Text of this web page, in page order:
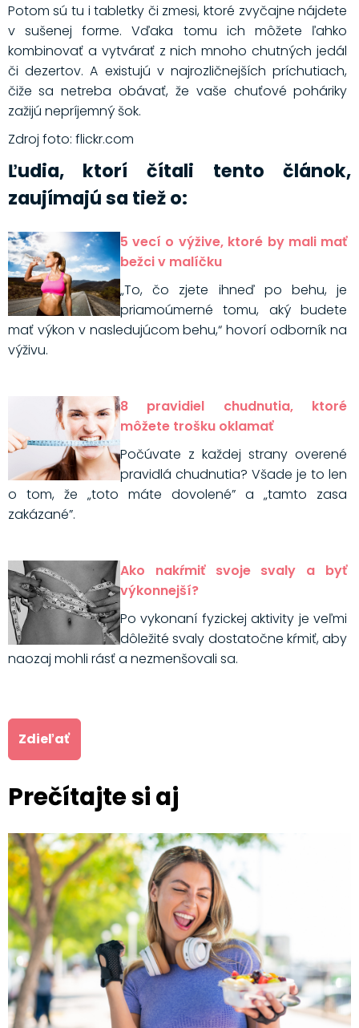
Potom sú tu i tabletky či zmesi, ktoré zvyčajne nájdete
v sušenej forme. Vďaka tomu ich môžete ľahko
kombinovať a vytvárať z nich mnoho chutných jedál
či dezertov. A existujú v najrozličnejších príchutiach,
čiže sa netreba obávať, že vaše chuťové poháriky
zažijú nepríjemný šok.
Zdroj foto: flickr.com
Ľudia, ktorí čítali tento článok,
zaujímajú sa tiež o:
5 vecí o výžive, ktoré by mali mať
bežci v malíčku
„To, čo zjete ihneď po behu, je
priamoúmerné tomu, aký budete
mať výkon v nasledujúcom behu,“ hovorí odborník na
výživu.
8 pravidiel chudnutia, ktoré
môžete trošku oklamať
Počúvate z každej strany overené
pravidlá chudnutia? Všade je to len
o tom, že „toto máte dovolené” a „tamto zasa
zakázané”.
Ako nakŕmiť svoje svaly a byť
výkonnejší?
Po vykonaní fyzickej aktivity je veľmi
dôležité svaly dostatočne kŕmiť, aby
naozaj mohli rásť a nezmenšovali sa.
Zdieľať
Prečítajte si aj